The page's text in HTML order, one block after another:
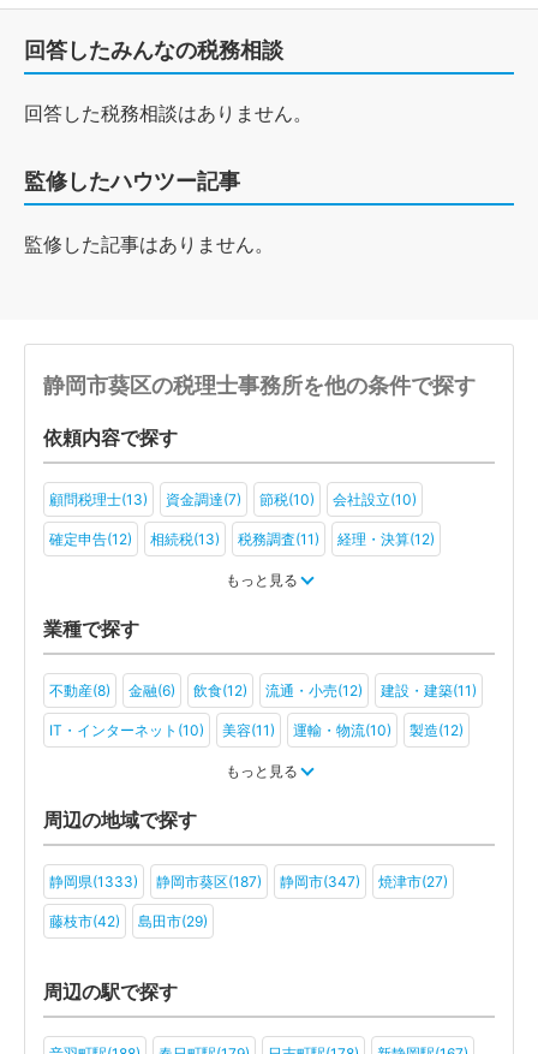
回答したみんなの税務相談
回答した税務相談はありません。
監修したハウツー記事
監修した記事はありません。
静岡市葵区の税理士事務所を他の条件で探す
依頼内容で探す
顧問税理士(13) 資金調達(7) 節税(10) 会社設立(10)
確定申告(12) 相続税(13) 税務調査(11) 経理・決算(12)
もっと見る
業種で探す
不動産(8) 金融(6) 飲食(12) 流通・小売(12) 建設・建築(11)
IT・インターネット(10) 美容(11) 運輸・物流(10) 製造(12)
旅行・ホテル(8)
アミューズメント・レジャー(7)
学校法人(2) 一般社団法人(2) その他(3)
もっと見る
周辺の地域で探す
静岡県(1333) 静岡市葵区(187) 静岡市(347) 焼津市(27)
藤枝市(42) 島田市(29)
周辺の駅で探す